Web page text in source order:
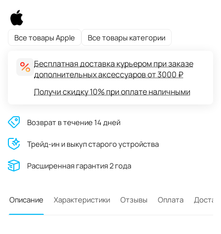
Все товары Apple Все товары категории
Бесплатная доставка курьером при заказе
дополнительных аксессуаров от 3000 ₽
Получи скидку 10% при оплате наличными
Возврат в течение 14 дней
Трейд-ин и выкуп старого устройства
Расширенная гарантия 2 года
Описание Характеристики Отзывы Оплата